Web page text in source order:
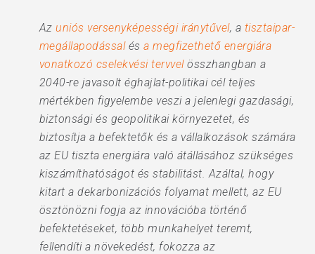
Azuniós versenyképességi iránytűvel, a tisztaipar-
megállapodássalésa megfizethető energiára
vonatkozó cselekvési tervvelösszhangban a
2040-re javasolt éghajlat-politikai cél teljes
mértékben figyelembe veszi a jelenlegi gazdasági,
biztonsági és geopolitikai környezetet, és
biztosítja a befektetők és a vállalkozások számára
az EU tiszta energiára való átállásához szükséges
kiszámíthatóságot és stabilitást. Azáltal, hogy
kitart a dekarbonizációs folyamat mellett, az EU
ösztönözni fogja az innovációba történő
befektetéseket, több munkahelyet teremt,
fellendíti a növekedést, fokozza az